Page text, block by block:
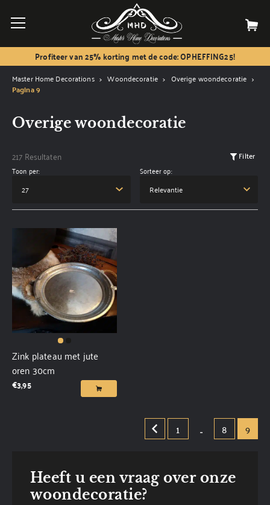
Profiteer van 25% korting met de code: OPHEFFING25!
Master Home Decorations Woondecoratie Overige woondecoratie
Pagina 9
Overige woondecoratie
217 Resultaten
Filter
Toon per:
Sorteer op:
Zink plateau met jute
oren 30cm
€3,95
1 .. 8 9
Heeft u een vraag over onze
woondecoratie?